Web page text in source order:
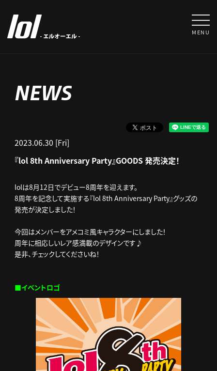
MENU
NEWS
2023.06.30 [Fri]
『lol 8th Anniversary Party』GOODS 発売決定！
lolは8月12日でデビュー8周年を迎えます。
8周年を記念して実施する『lol 8th Anniversary Party』グッズの
発売が決定しました！
今回はメンバーをアメコミ風キャラクターにしました！
周年に相応しいレア感満載のデザインです♪
是非、チェックしてくださいね！
■イベントロゴ